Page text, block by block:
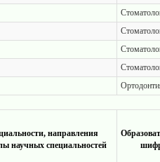
направления
научных специальностей